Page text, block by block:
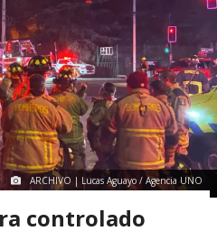
ARCHIVO | Lucas Aguayo / Agencia UNO
controlado